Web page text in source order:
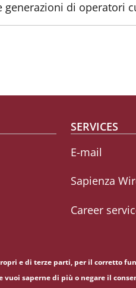
generazioni di operatori
SERVICES
E-mail
Sapienza
Career
e di terze parti, per il corretto
saperne di più o negare il